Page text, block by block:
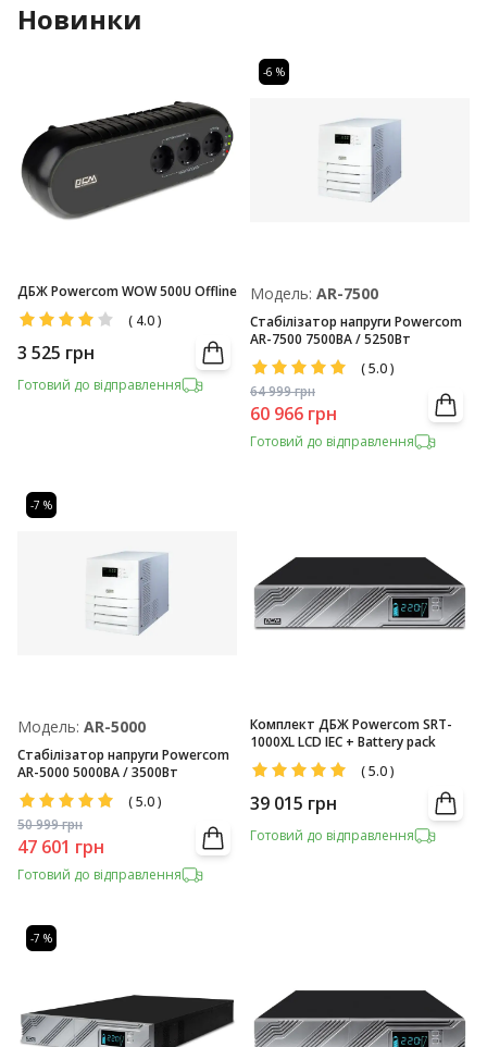
Новинки
ДБЖ Powercom WOW 500U Offline
( 4.0)
3 525 грн
Готовий до відправлення
-6 %
Модель: AR-7500
Стабілізатор напруги Powercom
AR-7500 7500ВА / 5250Вт
(5.0)
64 999грн
60 966 грн
Готовий до відправлення
-7 %
Модель: AR-5000
Стабілізатор напруги Powercom
AR-5000 5000ВА / 3500Вт
(5.0)
50 999грн
47 601 грн
Готовий до відправлення
Комплект ДБЖ Powercom SRT-
1000XL LCD IEC + Battery pack
(5.0)
39 015 грн
Готовий до відправлення
-7 %